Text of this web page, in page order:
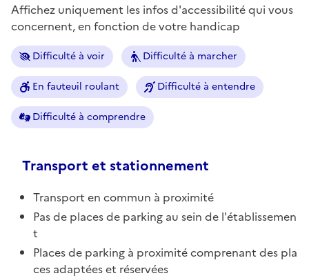
Affichez uniquement les infos d'accessibilité qui vous
concernent, en fonction de votre handicap
Difficulté à voir Difficulté à marcher
En fauteuil roulant Difficulté à entendre
Difficulté à comprendre
Transport et stationnement
Transport en commun à proximité
Pas de places de parking au sein de l'établissemen
t
Places de parking à proximité comprenant des pla
ces adaptées et réservées